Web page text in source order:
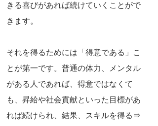
きる喜びがあれば続けていくことがで
きます。
それを得るためには「得意である」こ
とが第一です。普通の体力、メンタル
がある人であれば、得意ではなくて
も、昇給や社会貢献といった目標があ
れば続けられ、結果、スキルを得る⇒